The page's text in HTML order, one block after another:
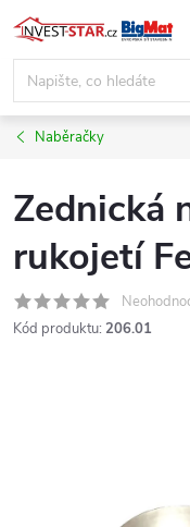
Přejít
na
obsah
Naběračky
Zednická
rukojetí
Kód produktu: 206.01